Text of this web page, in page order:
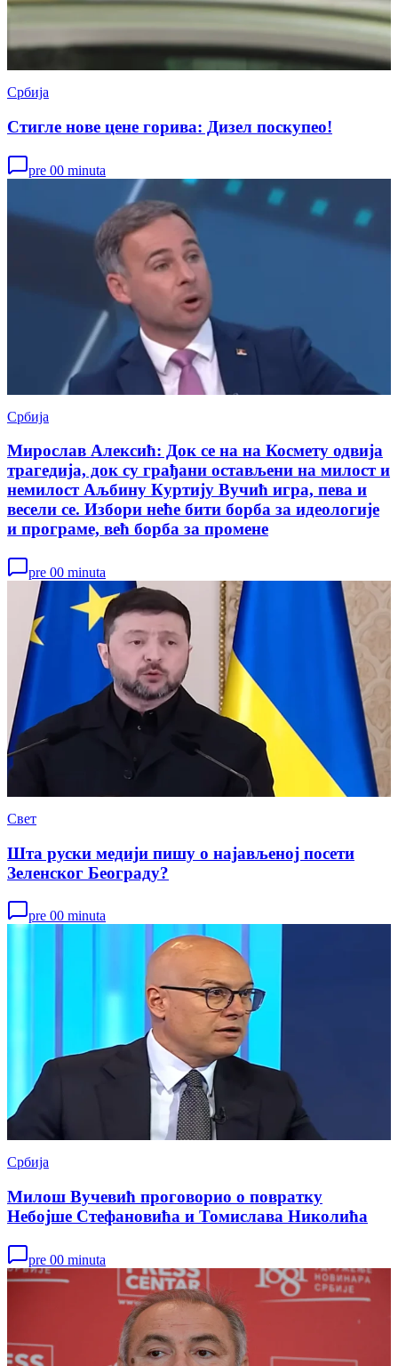
Србија
Стигле нове цене горива: Дизел поскупео!
pre 00 minuta
Србија
Мирослав Алексић: Док се на на Космету одвија
трагедија, док су грађани остављени на милост и
немилост Аљбину Куртију Вучић игра, пева и
весели се. Избори неће бити борба за идеологије
и програме, већ борба за промене
pre 00 minuta
Свет
Шта руски медији пишу о најављеној посети
Зеленског Београду?
pre 00 minuta
Србија
Милош Вучевић проговорио о повратку
Небојше Стефановића и Томислава Николића
pre 00 minuta